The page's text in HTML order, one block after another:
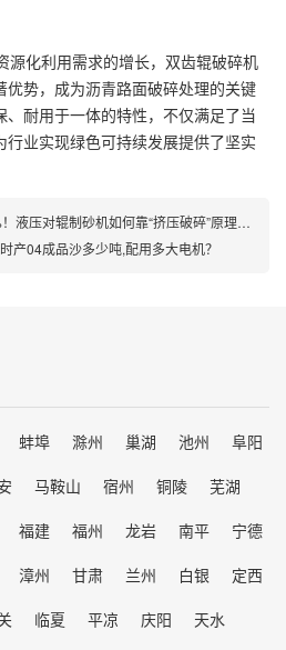
化利用需求的增长，双齿辊破碎机
势，成为沥青路面破碎处理的关键
耐用于一体的特性，不仅满足了当
业实现绿色可持续发展提供了坚实
对辊制砂机如何靠“挤压破碎”原理碾压同行？
产04成品沙多少吨,配用多大电机？
蚌埠 滁州 巢湖 池州
阜阳
马鞍山 宿州 铜陵
芜湖
福建 福州 龙岩 南平
宁德
漳州 甘肃 兰州 白银
定西
临夏 平凉 庆阳
天水